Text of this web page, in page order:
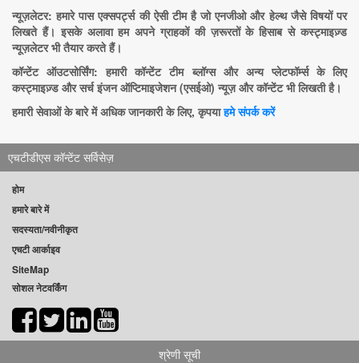
न्यूज़लेटर:हमारे पास एक्सपर्ट्स की ऐसी टीम है जो एनजीओ और हेल्थ जैसे विषयों पर
लिखते हैं। इसके अलावा हम अपने ग्राहकों की ज़रूरतों के हिसाब से कस्ट्माइज़्ड
न्यूज़लेटर भी तैयार करते हैं।
कॉन्टेंट ऑउटसोर्सिंग:हमारी कॉन्टेंट टीम ब्लॉग्स और अन्य प्लेटफॉर्म्स के लिए
कस्ट्माइज़्ड और सर्च इंजन ऑप्टिमाइजेशन (एसईओ) न्यूज़ और कॉन्टेंट भी लिखती है।
हमारी सेवाओं के बारे में अधिक जानकारी के लिए, कृपयाहमे संपर्क करें
एचटीडीएस कॉन्टेंट सर्विसेज़
होम
हमारे बारे में
सदस्यता/नवीनीकृत
एचटी आर्काइव
SiteMap
सोशल नेटवर्किंग
श्रेणी सूची